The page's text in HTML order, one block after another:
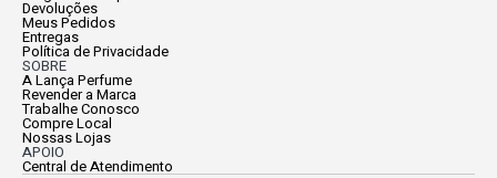
Devoluções
Meus Pedidos
Entregas
Política de Privacidade
SOBRE
A Lança Perfume
Revender a Marca
Trabalhe Conosco
Compre Local
Nossas Lojas
APOIO
Central de Atendimento